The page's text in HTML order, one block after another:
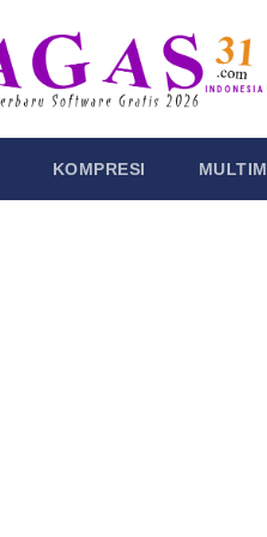
KOMPRESI